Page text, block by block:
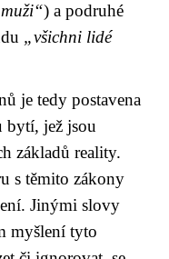
) a podruhé
„všichni lidé
je tedy postavena
bytí, jež jsou
základů reality.
s těmito zákony
Jinými slovy
myšlení tyto